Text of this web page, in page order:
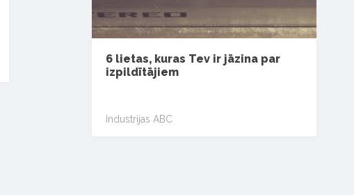
6 lietas, kuras Tev ir jāzina par
izpildītājiem
Industrijas ABC